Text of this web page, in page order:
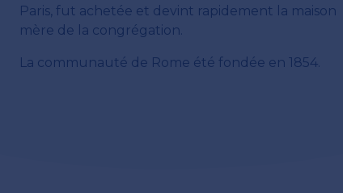
Paris, fut achetée et devint rapidement la maison
mère de la congrégation.
La communauté de Rome été fondée en 1854.